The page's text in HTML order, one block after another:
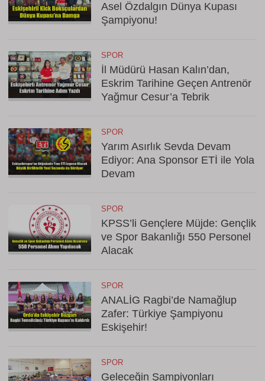
Asel Özdalgın Dünya Kupası
Şampiyonu!
SPOR
İl Müdürü Hasan Kalın’dan,
Eskrim Tarihine Geçen Antrenör
Yağmur Cesur’a Tebrik
SPOR
Yarım Asırlık Sevda Devam
Ediyor: Ana Sponsor ETİ ile Yola
Devam
SPOR
KPSS’li Gençlere Müjde: Gençlik
ve Spor Bakanlığı 550 Personel
Alacak
SPOR
ANALİG Ragbi’de Namağlup
Zafer: Türkiye Şampiyonu
Eskişehir!
SPOR
Geleceğin Şampiyonları